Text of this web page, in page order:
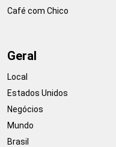
Café com Chico
Geral
Local
Estados Unidos
Negócios
Mundo
Brasil